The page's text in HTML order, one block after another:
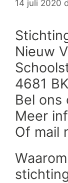
14 juli 2020
Nieuw
4681
Bel ons
Meer
Of mail